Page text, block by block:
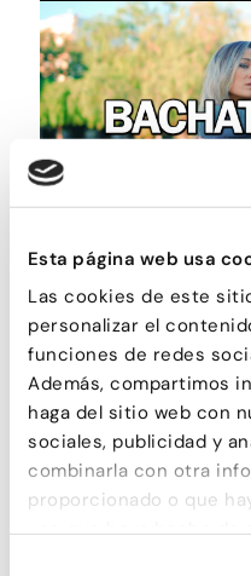
Esta página web usa
Las cookies de este
personalizar el
funciones de redes
Además, compartimos
haga del sitio web con
sociales, publicidad y
combinarla con otra
proporcionado o que
uso que haya hecho de